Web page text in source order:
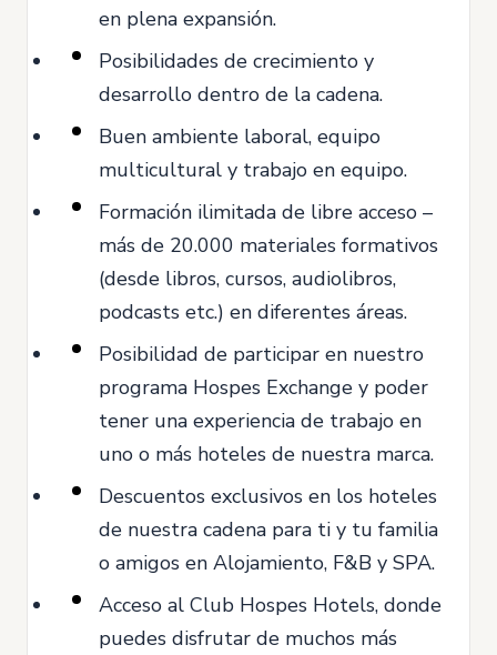
en plena expansión.
Posibilidades de crecimiento y
desarrollo dentro de la cadena.
Buen ambiente laboral, equipo
multicultural y trabajo en equipo.
Formación ilimitada de libre acceso –
más de 20.000 materiales formativos
(desde libros, cursos, audiolibros,
podcasts etc.) en diferentes áreas.
Posibilidad de participar en nuestro
programa Hospes Exchange y poder
tener una experiencia de trabajo en
uno o más hoteles de nuestra marca.
Descuentos exclusivos en los hoteles
de nuestra cadena para ti y tu familia
o amigos en Alojamiento, F&B y SPA.
Acceso al Club Hospes Hotels, donde
puedes disfrutar de muchos más